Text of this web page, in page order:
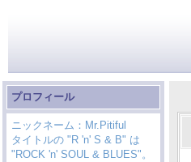
プロフィール
ニックネーム：Mr.Pitiful
タイトルの "R 'n' S & B" は
"ROCK 'n' SOUL & BLUES"。